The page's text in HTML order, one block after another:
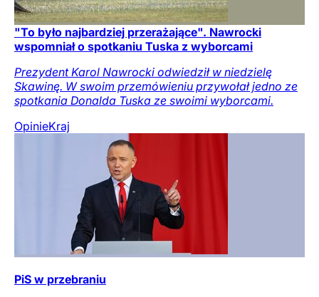
"To było najbardziej przerażające". Nawrocki
wspomniał o spotkaniu Tuska z wyborcami
Prezydent Karol Nawrocki odwiedził w niedzielę
Skawinę. W swoim przemówieniu przywołał jedno ze
spotkania Donalda Tuska ze swoimi wyborcami.
OpinieKraj
PiS w przebraniu